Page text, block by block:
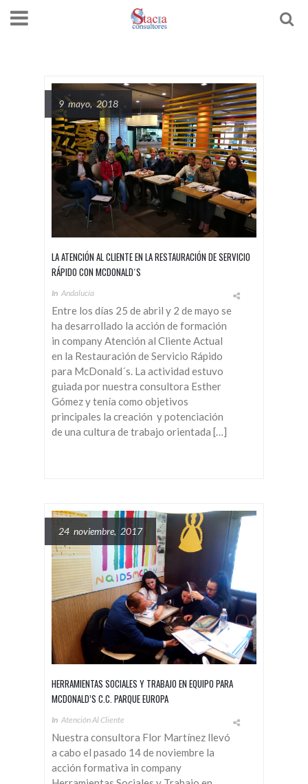
9 mayo, 2018
LA ATENCIÓN AL CLIENTE EN LA RESTAURACIÓN DE SERVICIO
RÁPIDO CON MCDONALD´S
In Andalucía
Entre los días 25 de abril y 2 de mayo se
ha desarrollado la acción de formación
in company Atención al Cliente Actual
en la Restauración de Servicio Rápido
para McDonald´s. La actividad estuvo
guiada por nuestra consultora Esther
Gómez y tenía como objetivos
principales la creación y potenciación
de una cultura de trabajo orientada […]
24 noviembre, 2017
HERRAMIENTAS SOCIALES Y TRABAJO EN EQUIPO PARA
MCDONALD’S C.C. PARQUE EUROPA
In Atención Al Cliente
Nuestra consultora Flor Martínez llevó
a cabo el pasado 14 de noviembre la
acción formativa in company